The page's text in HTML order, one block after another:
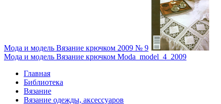
Мода и модель Вязание крючком 2009 № 9
Мода и модель Вязание крючком Moda_model_4_2009
Главная
Библиотека
Вязание
Вязание одежды, аксессуаров